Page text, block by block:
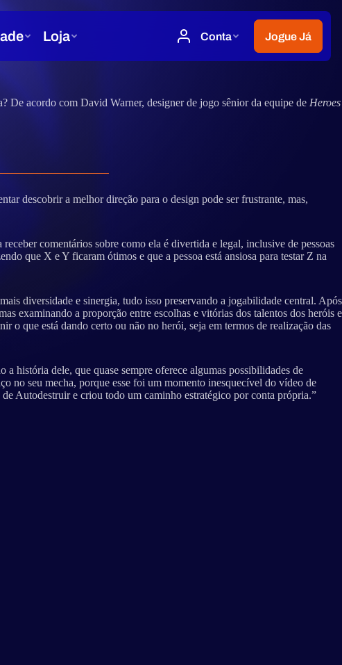
De acordo com David Warner, designer de jogo sênior da equipe de Heroes
descobrir a melhor direção para o design pode ser frustrante, mas,
comentários sobre como ela é divertida e legal, inclusive de pessoas
que X e Y ficaram ótimos e que a pessoa está ansiosa para testar Z na
diversidade e sinergia, tudo isso preservando a jogabilidade central. Após
examinando a proporção entre escolhas e vitórias dos talentos dos heróis e
o que está dando certo ou não no herói, seja em termos de realização das
história dele, que quase sempre oferece algumas possibilidades de
no seu mecha, porque esse foi um momento inesquecível do vídeo de
Autodestruir e criou todo um caminho estratégico por conta própria.”